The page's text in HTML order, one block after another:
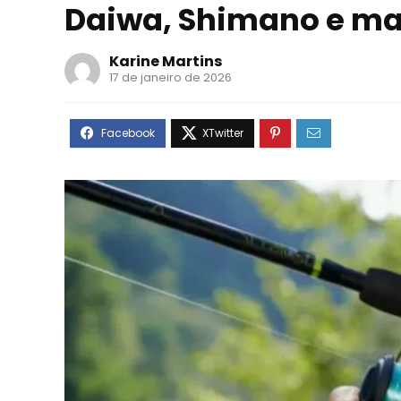
Daiwa, Shimano e
Karine Martins
17 de janeiro de 2026